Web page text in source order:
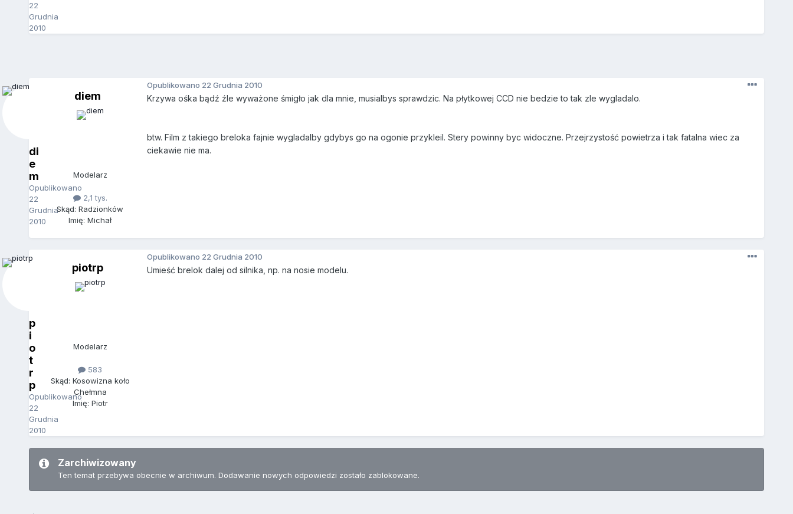
22
Grudnia
2010
di
e
m
Opublikowano
22
Grudnia
2010
diem
Modelarz
2,1 tys.
Skąd: Radzionków
Imię: Michał
Opublikowano 22 Grudnia 2010
Krzywa ośka bądź źle wyważone śmigło jak dla mnie, musialbys sprawdzic. Na płytkowej CCD nie bedzie to tak zle wygladalo.
btw. Film z takiego breloka fajnie wygladalby gdybys go na ogonie przykleil. Stery powinny byc widoczne. Przejrzystość powietrza i tak fatalna wiec za
ciekawie nie ma.
p
i
o
t
r
p
Opublikowano
22
Grudnia
2010
piotrp
Modelarz
583
Skąd: Kosowizna koło
Chełmna
Imię: Piotr
Opublikowano 22 Grudnia 2010
Umieść brelok dalej od silnika, np. na nosie modelu.
Zarchiwizowany
Ten temat przebywa obecnie w archiwum. Dodawanie nowych odpowiedzi zostało zablokowane.